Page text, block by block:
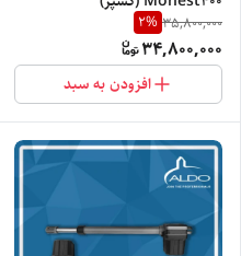
35,800,000
2%
34,800,000
افزودن به سبد